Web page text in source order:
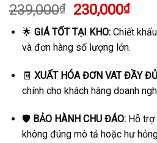
239,000₫
Giá
gốc
là:
239,000₫.
230,000₫Giá
hiện
tại
là:
🌟 GIÁ TỐT TẠI KHO:Chiết
và đơn hàng số lượng lớn.
🧾 XUẤT HÓA ĐƠN VAT ĐẦY
chính cho khách hàng doanh
🛡️ BẢO HÀNH CHU ĐÁO:Hỗ trợ
không đúng mô tả hoặc hư